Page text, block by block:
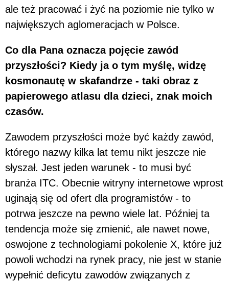
ale też pracować i żyć na poziomie nie tylko w
największych aglomeracjach w Polsce.
Co dla Pana oznacza pojęcie zawód
przyszłości? Kiedy ja o tym myślę, widzę
kosmonautę w skafandrze - taki obraz z
papierowego atlasu dla dzieci, znak moich
czasów.
Zawodem przyszłości może być każdy zawód,
którego nazwy kilka lat temu nikt jeszcze nie
słyszał. Jest jeden warunek - to musi być
branża ITC. Obecnie witryny internetowe wprost
uginają się od ofert dla programistów - to
potrwa jeszcze na pewno wiele lat. Później ta
tendencja może się zmienić, ale nawet nowe,
oswojone z technologiami pokolenie X, które już
powoli wchodzi na rynek pracy, nie jest w stanie
wypełnić deficytu zawodów związanych z